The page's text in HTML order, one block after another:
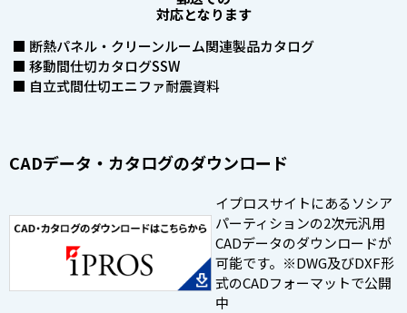
対応となります
■ 断熱パネル・クリーンルーム関連製品カタログ
■ 移動間仕切カタログSSW
■ 自立式間仕切エニファ耐震資料
CADデータ・カタログのダウンロード
イプロスサイトにあるソシア
パーティションの2次元汎用
CADデータのダウンロードが
可能です。※DWG及びDXF形
式のCADフォーマットで公開
中